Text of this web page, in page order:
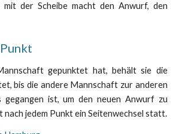
der Scheibe macht den Anwurf, den
gepunktet hat, behält sie die
bis die andere Mannschaft zur anderen
gegangen ist, um den neuen Anwurf zu
nach jedem Punkt ein Seitenwechsel statt.